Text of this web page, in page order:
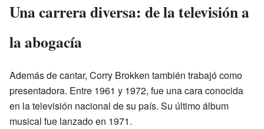
Una carrera diversa: de la televisión a
la abogacía
Además de cantar, Corry Brokken también trabajó como
presentadora. Entre 1961 y 1972, fue una cara conocida
en la televisión nacional de su país. Su último álbum
musical fue lanzado en 1971.